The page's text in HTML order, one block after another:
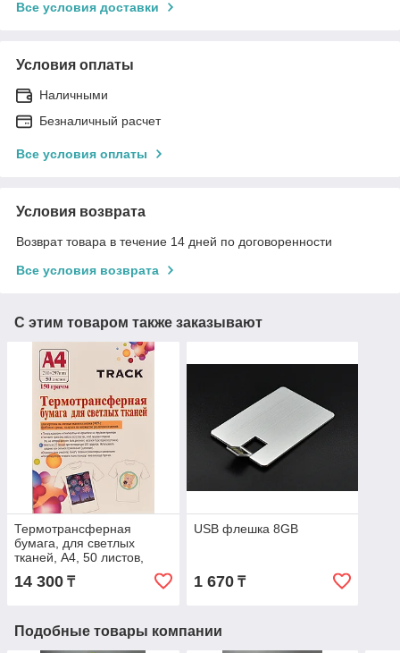
Все условия доставки
Условия оплаты
Наличными
Безналичный расчет
Все условия оплаты
Условия возврата
Возврат товара в течение 14 дней по договоренности
Все условия возврата
С этим товаром также заказывают
Термотрансферная
бумага, для светлых
тканей, A4, 50 листов,
14 300 ₸
USB флешка 8GB
1 670₸
Подобные товары компании